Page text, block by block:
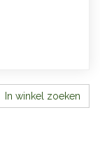
In winkel zoeken